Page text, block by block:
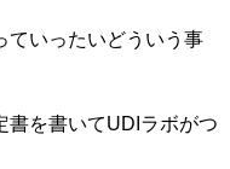
ていったいどういう事
書を書いてUDIラボがつ